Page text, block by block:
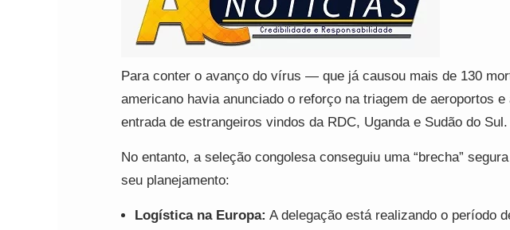
Para conter o avanço do vírus — que já causou mais de 130
americano havia anunciado o reforço na triagem de aeroportos
entrada de estrangeiros vindos da RDC, Uganda e Sudão do Sul.
No entanto, a seleção congolesa conseguiu uma “brecha”
seu planejamento:
Logística na Europa: A delegação está realizando o período